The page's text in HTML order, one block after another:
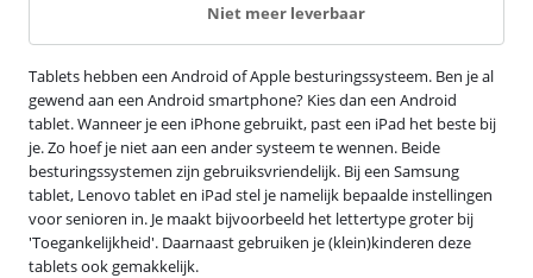
Tablets hebben een Android of Apple besturingssysteem. Ben je al
gewend aan een Android smartphone? Kies dan een Android
tablet. Wanneer je een iPhone gebruikt, past een iPad het beste bij
je. Zo hoef je niet aan een ander systeem te wennen. Beide
besturingssystemen zijn gebruiksvriendelijk. Bij een Samsung
tablet, Lenovo tablet en iPad stel je namelijk bepaalde instellingen
voor senioren in. Je maakt bijvoorbeeld het lettertype groter bij
'Toegankelijkheid'. Daarnaast gebruiken je (klein)kinderen deze
tablets ook gemakkelijk.
Niet meer leverbaar